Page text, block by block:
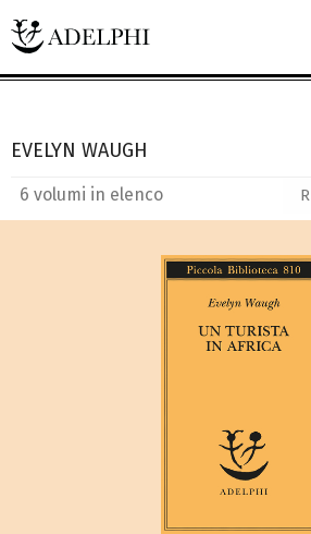
EVELYN WAUGH
6 volumi in elenco